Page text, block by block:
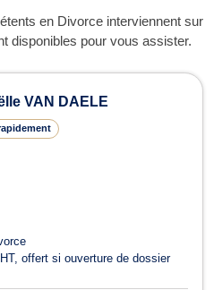
en Divorce interviennent sur
disponibles pour vous assister.
à Liège
VAN DAELE
offert si ouverture de dossier